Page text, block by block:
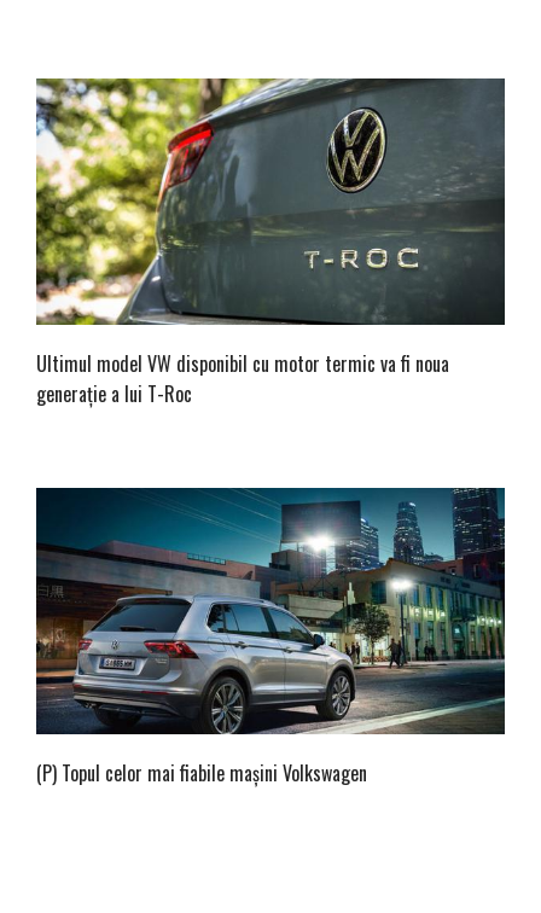
Ultimul model VW disponibil cu motor termic va fi noua
generație a lui T-Roc
(P) Topul celor mai fiabile maşini Volkswagen